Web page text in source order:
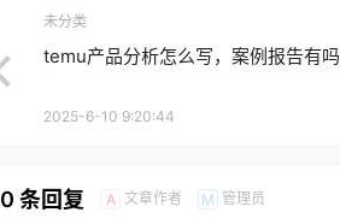
未分类
temu产品分析怎么写，案例报告有吗
2025-6-10 9:20:44
0 条回复 A 文章作者 M 管理员